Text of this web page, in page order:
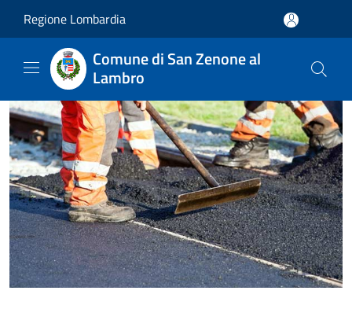
Regione Lombardia
Comune di San Zenone al
Lambro